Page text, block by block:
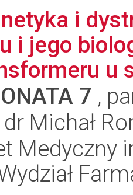
i
i jego
u
7 ,
Michał
Medyczny